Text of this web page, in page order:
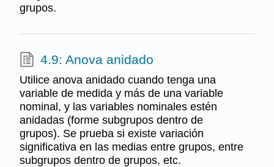
grupos.
4.9: Anova anidado
Utilice anova anidado cuando tenga una
variable de medida y más de una variable
nominal, y las variables nominales estén
anidadas (forme subgrupos dentro de
grupos). Se prueba si existe variación
significativa en las medias entre grupos, entre
subgrupos dentro de grupos, etc.